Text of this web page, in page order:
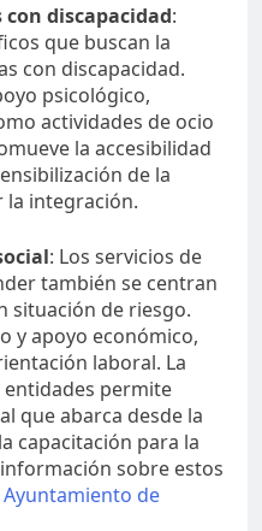
discapacidad:
que buscan la
con discapacidad.
psicológico,
actividades de ocio
la accesibilidad
de la
integración.
: Los servicios de
también se centran
situación de riesgo.
y apoyo económico,
laboral. La
permite
que abarca desde la
capacitación para la
sobre estos
Ayuntamiento de